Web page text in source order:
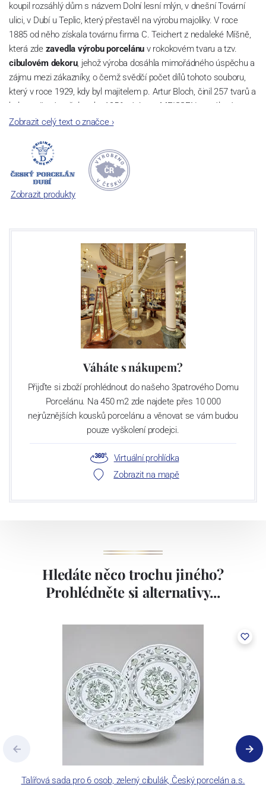
koupil rozsáhlý dům s názvem Dolní lesní mlýn, v dnešní Tovární
ulici, v Dubí u Teplic, který přestavěl na výrobu majoliky. V roce
1885 od něho získala továrnu firma C. Teichert z nedaleké Míšně,
která zdezavedla výrobu porcelánu v rokokovém tvaru a tzv.
cibulovém dekoru, jehož výroba dosáhla mimořádného úspěchu a
zájmu mezi zákazníky, o čemž svědčí počet dílů tohoto souboru,
který v roce 1929, kdy byl majitelem p. Artur Bloch, činil 257 tvarů a
byl označován až do roku 1956 nápisem MEISSEN v oválovém
rámečku.
Dnes, kdy čtete tento úvod, nese firma název
počet jeho dílů v cibulovém provedení je 850 tvarů. Tyto výrobky
jsou garantovány Asociací sklářského a keramického průmyslu
České republiky jako „
Český výrobek
Zobrazit celý text o značce›
Zobrazit produkty
Váháte s nákupem?
Přijďte si zboží prohlédnout do našeho 3patrového Domu
Porcelánu. Na 450 m2 zde najdete přes 10 000
nejrůznějších kousků porcelánu a věnovat se vám budou
pouze vyškolení prodejci.
Virtuální prohlídka
Zobrazit na mapě
Hledáte něco trochu jiného?
Prohlédněte si alternativy...
Talířová sada pro 6 osob, zelený cibulák, Český porcelán a.s.